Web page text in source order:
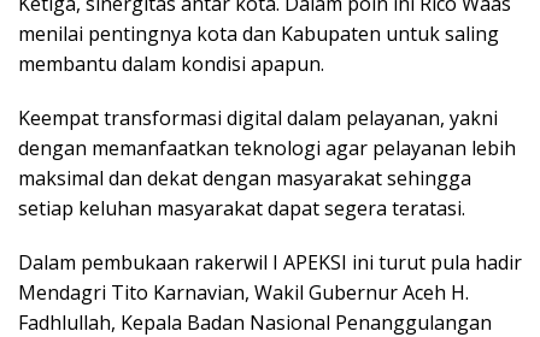
menilai pentingnya kota dan Kabupaten untuk saling
membantu dalam kondisi apapun.
Keempat transformasi digital dalam pelayanan, yakni
dengan memanfaatkan teknologi agar pelayanan lebih
maksimal dan dekat dengan masyarakat sehingga
setiap keluhan masyarakat dapat segera teratasi.
Dalam pembukaan rakerwil I APEKSI ini turut pula hadir
Mendagri Tito Karnavian, Wakil Gubernur Aceh H.
Fadhlullah, Kepala Badan Nasional Penanggulangan